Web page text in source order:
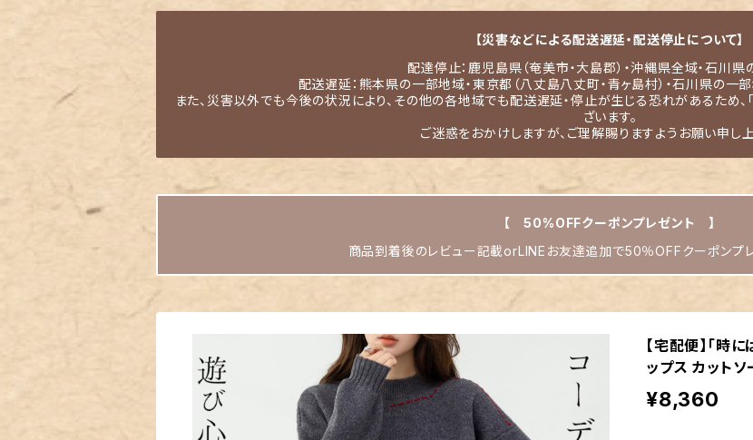
【災害などによる配送遅延・配送停止について】
配達停止：鹿児島県（奄美市・大島郡）・沖縄県全域・石川
配送遅延：熊本県の一部地域・東京都（八丈島八丈町・青ヶ島村）・石川県の一
また、災害以外でも今後の状況により、その他の各地域でも配送遅延・停止が生じる恐れがあるため
ざいます。
ご迷惑をおかけしますが、ご理解賜りますようお願い申し上
【 50%OFFクーポンプレゼント 】
商品到着後のレビュー記載orLINEお友達追加で50％OFFクーポンプレ
【宅配便】「時
ップス カット
¥8,360